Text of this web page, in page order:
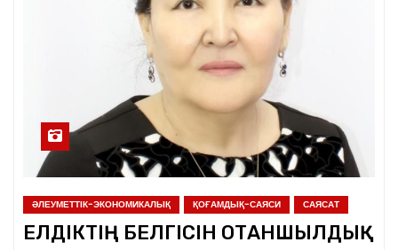
ӘЛЕУМЕТТІК-ЭКОНОМИКАЛЫҚ ҚОҒАМДЫҚ-САЯСИ САЯСАТ
ЕЛДІКТІҢ БЕЛГІСІН ОТАНШЫЛДЫҚ